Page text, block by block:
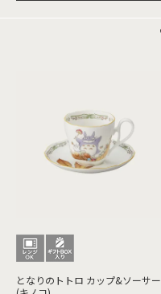
となりのトトロ カップ&ソーサー